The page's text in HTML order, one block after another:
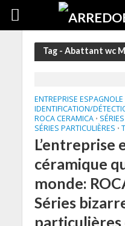
Tag - Abattant wc
ENTREPRISE ESPAGNOLE
IDENTIFICATION/
ROCA CERAMICA •
SÉRIES PARTICULIÈRES •
L’entreprise
céramique
monde:
Séries
particulières